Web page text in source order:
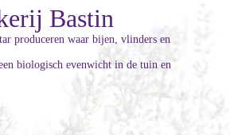
Bastin
produceren waar bijen, vlinders en
biologisch evenwicht in de tuin en